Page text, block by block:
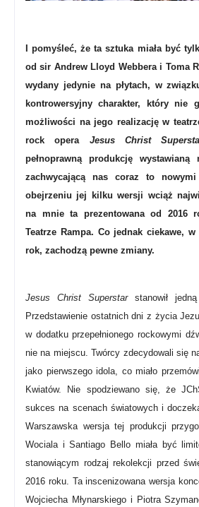
I pomyśleć, że ta sztuka miała być
od sir Andrew Lloyd Webbera i Toma
wydany jedynie na płytach, w
kontrowersyjny charakter, który nie
możliwości na jego realizację w
rock opera Jesus Christ
pełnoprawną produkcję
zachwycającą nas coraz to
obejrzeniu jej kilku wersji wciąż
na mnie ta prezentowana od 2016
Teatrze Rampa. Co jednak ciekawe,
rok, zachodzą pewne zmiany.
Jesus Christ Superstarstanowił jedną
Przedstawienie ostatnich dni z życia
w dodatku przepełnionego rockowymi
nie na miejscu. Twórcy zdecydowali się
jako pierwszego idola, co miało
Kwiatów. Nie spodziewano się, że
sukces na scenach światowych i
Warszawska wersja tej produkcji
Wociala i Santiago Bello miała być
stanowiącym rodzaj rekolekcji przed
2016 roku. Ta inscenizowana wersja
Wojciecha Młynarskiego i Piotra